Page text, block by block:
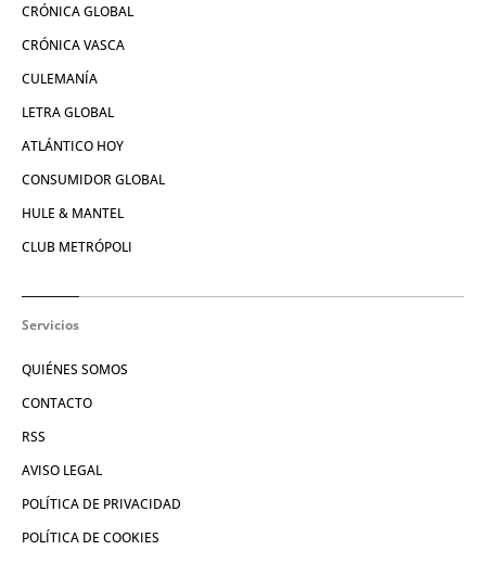
CRÓNICA GLOBAL
CRÓNICA VASCA
CULEMANÍA
LETRA GLOBAL
ATLÁNTICO HOY
CONSUMIDOR GLOBAL
HULE & MANTEL
CLUB METRÓPOLI
Servicios
QUIÉNES SOMOS
CONTACTO
RSS
AVISO LEGAL
POLÍTICA DE PRIVACIDAD
POLÍTICA DE COOKIES